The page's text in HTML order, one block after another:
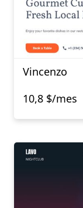
Vincenzo
10,8 $/mes